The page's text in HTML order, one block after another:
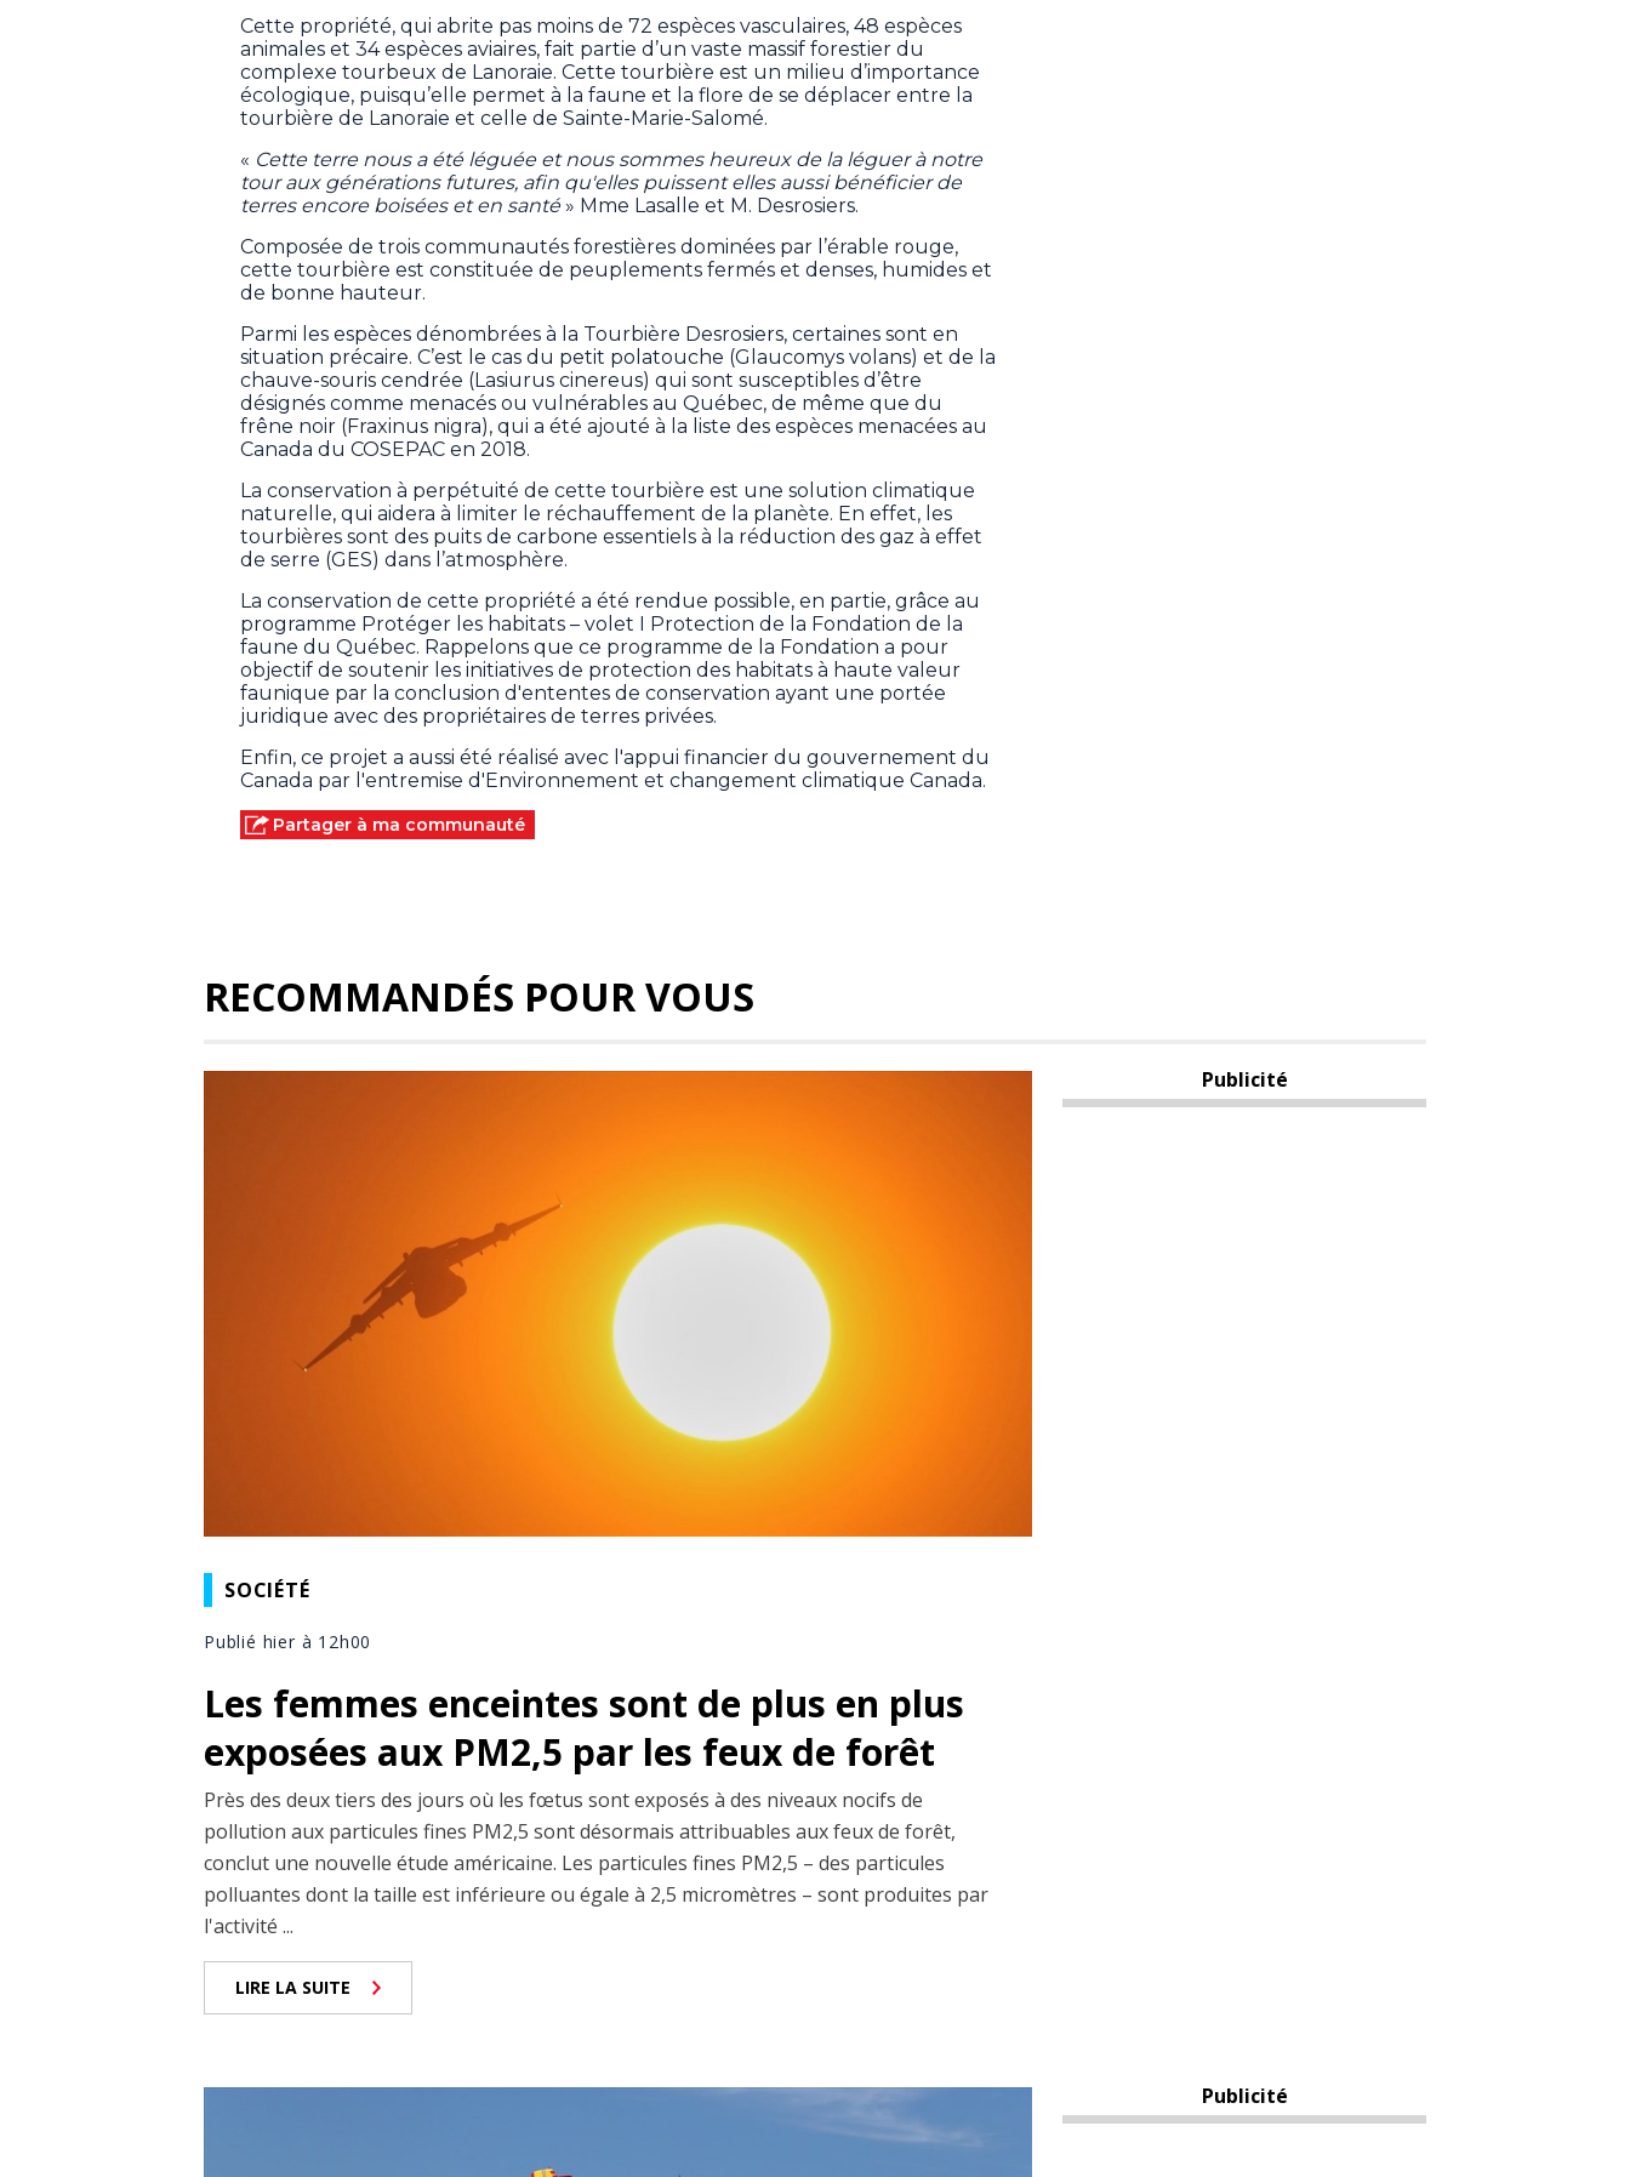
Cette propriété, qui abrite pas moins de 72 espèces vasculaires, 48 espèces
animales et 34 espèces aviaires, fait partie d’un vaste massif forestier du
complexe tourbeux de Lanoraie. Cette tourbière est un milieu d’importance
écologique, puisqu’elle permet à la faune et la flore de se déplacer entre la
tourbière de Lanoraie et celle de Sainte-Marie-Salomé.
« Cette terre nous a été léguée et nous sommes heureux de la léguer à notre
tour aux générations futures, afin qu'elles puissent elles aussi bénéficier de
terres encore boisées et en santé» Mme Lasalle et M. Desrosiers.
Composée de trois communautés forestières dominées par l’érable rouge,
cette tourbière est constituée de peuplements fermés et denses, humides et
de bonne hauteur.
Parmi les espèces dénombrées à la Tourbière Desrosiers, certaines sont en
situation précaire. C’est le cas du petit polatouche (Glaucomys volans) et de la
chauve-souris cendrée (Lasiurus cinereus) qui sont susceptibles d’être
désignés comme menacés ou vulnérables au Québec, de même que du
frêne noir (Fraxinus nigra), qui a été ajouté à la liste des espèces menacées au
Canada du COSEPAC en 2018.
La conservation à perpétuité de cette tourbière est une solution climatique
naturelle, qui aidera à limiter le réchauffement de la planète. En effet, les
tourbières sont des puits de carbone essentiels à la réduction des gaz à effet
de serre (GES) dans l’atmosphère.
La conservation de cette propriété a été rendue possible, en partie, grâce au
programme Protéger les habitats – volet I Protection de la Fondation de la
faune du Québec. Rappelons que ce programme de la Fondation a pour
objectif de soutenir les initiatives de protection des habitats à haute valeur
faunique par la conclusion d'ententes de conservation ayant une portée
juridique avec des propriétaires de terres privées.
Enfin, ce projet a aussi été réalisé avec l'appui financier du gouvernement du
Canada par l'entremise d'Environnement et changement climatique Canada.
Partager à ma communauté
RECOMMANDÉS POUR VOUS
SOCIÉTÉ
Publié hier à 12h00
Les femmes enceintes sont de plus en plus
exposées aux PM2,5 par les feux de forêt
Près des deux tiers des jours où les fœtus sont exposés à des niveaux nocifs de
pollution aux particules fines PM2,5 sont désormais attribuables aux feux de forêt,
conclut une nouvelle étude américaine. Les particules fines PM2,5 – des particules
polluantes dont la taille est inférieure ou égale à 2,5 micromètres – sont produites par
l'activité ...
LIRE LA SUITE
Publicité
Publicité